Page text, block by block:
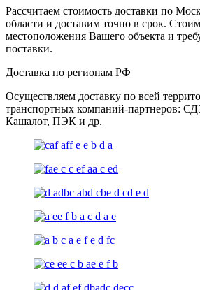
Рассчитаем стоимость доставки по
области и доставим точно в срок.
местоположения Вашего объекта и
поставки.
Доставка по регионам РФ
Осуществляем доставку по всей
транспортных компаний-партнеров:
Кашалот, ПЭК и др.